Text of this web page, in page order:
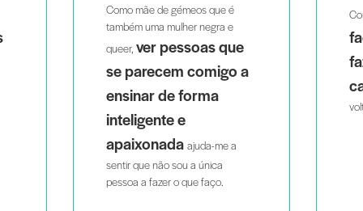
Como mãe de gémeos que é
também uma mulher negra e
queer, ver pessoas que
se parecem comigo a
ensinar de forma
inteligente e
apaixonada ajuda-me a
sentir que não sou a única
pessoa a fazer o que faço.